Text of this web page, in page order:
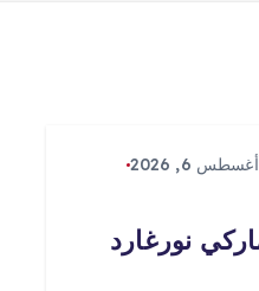
أغسطس 6, 2026
نورغارد